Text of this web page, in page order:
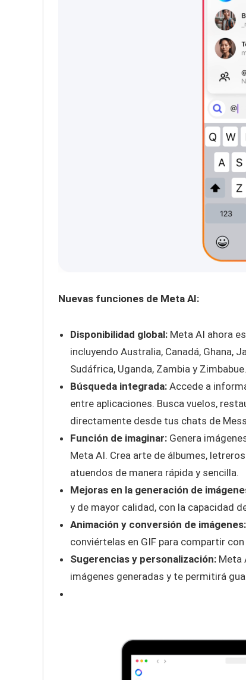
Nuevas funciones de Meta AI:
Disponibilidad global: Meta AI ahora
incluyendo Australia, Canadá, Ghana,
Sudáfrica, Uganda, Zambia y Zimbabue.
Búsqueda integrada: Accede a
entre aplicaciones. Busca vuelos,
directamente desde tus chats de
Función de imaginar: Genera
Meta AI. Crea arte de álbumes,
atuendos de manera rápida y sencilla.
Mejoras en la generación de
y de mayor calidad, con la capacidad
Animación y conversión de imágenes:
conviértelas en GIF para compartir
Sugerencias y personalización: Meta
imágenes generadas y te permitirá